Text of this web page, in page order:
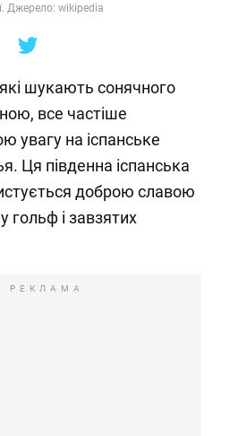
Джерело: wikipedia
шукають сонячного
все частіше
увагу на іспанське
Ця південна іспанська
доброю славою
гольф і завзятих
РЕКЛАМА